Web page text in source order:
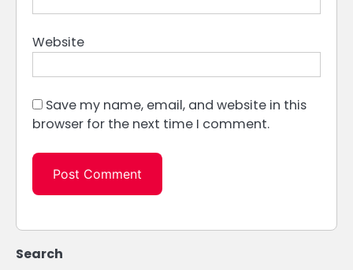
Website
Save my name, email, and website in this
browser for the next time I comment.
Search